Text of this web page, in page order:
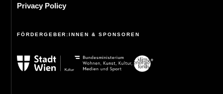
Privacy Policy
FÖRDERGEBER:INNEN & SPONSOREN